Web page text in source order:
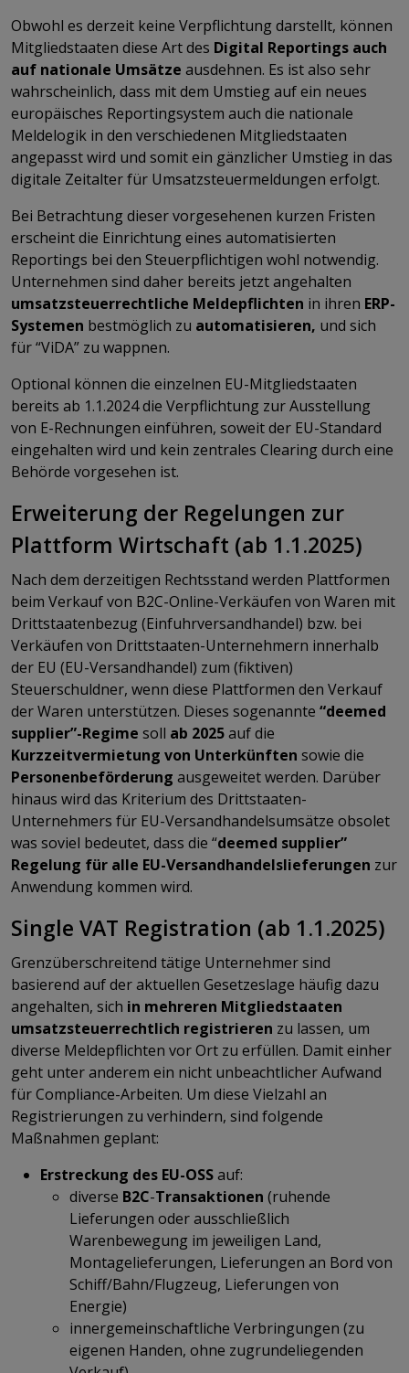
Obwohl es derzeit keine Verpflichtung darstellt, können
Mitgliedstaaten diese Art des Digital Reportings auch
auf nationale Umsätze ausdehnen. Es ist also sehr
wahrscheinlich, dass mit dem Umstieg auf ein neues
europäisches Reportingsystem auch die nationale
Meldelogik in den verschiedenen Mitgliedstaaten
angepasst wird und somit ein gänzlicher Umstieg in das
digitale Zeitalter für Umsatzsteuermeldungen erfolgt.
Bei Betrachtung dieser vorgesehenen kurzen Fristen
erscheint die Einrichtung eines automatisierten
Reportings bei den Steuerpflichtigen wohl notwendig.
Unternehmen sind daher bereits jetzt angehalten
umsatzsteuerrechtliche Meldepflichten in ihren ERP-
Systemen bestmöglich zu automatisieren, und sich
für “ViDA” zu wappnen.
Optional können die einzelnen EU-Mitgliedstaaten
bereits ab 1.1.2024 die Verpflichtung zur Ausstellung
von E-Rechnungen einführen, soweit der EU-Standard
eingehalten wird und kein zentrales Clearing durch eine
Behörde vorgesehen ist.
Erweiterung der Regelungen zur
Plattform Wirtschaft (ab 1.1.2025)
Nach dem derzeitigen Rechtsstand werden Plattformen
beim Verkauf von B2C-Online-Verkäufen von Waren mit
Drittstaatenbezug (Einfuhrversandhandel) bzw. bei
Verkäufen von Drittstaaten-Unternehmern innerhalb
der EU (EU-Versandhandel) zum (fiktiven)
Steuerschuldner, wenn diese Plattformen den Verkauf
der Waren unterstützen. Dieses sogenannte “deemed
supplier”-Regime soll ab 2025auf die
Kurzzeitvermietung von Unterkünften sowie die
Personenbeförderung ausgeweitet werden. Darüber
hinaus wird das Kriterium des Drittstaaten-
Unternehmers für EU-Versandhandelsumsätze obsolet
was soviel bedeutet, dass die “deemed supplier”
Regelung für alle EU-Versandhandelslieferungen zur
Anwendung kommen wird.
Single VAT Registration (ab 1.1.2025)
Grenzüberschreitend tätige Unternehmer sind
basierend auf der aktuellen Gesetzeslage häufig dazu
angehalten, sich in mehreren Mitgliedstaaten
umsatzsteuerrechtlich registrieren zu lassen, um
diverse Meldepflichten vor Ort zu erfüllen. Damit einher
geht unter anderem ein nicht unbeachtlicher Aufwand
für Compliance-Arbeiten. Um diese Vielzahl an
Registrierungen zu verhindern, sind folgende
Maßnahmen geplant:
Erstreckung des EU-OSSauf:
diverse B2C-Transaktionen (ruhende
Lieferungen oder ausschließlich
Warenbewegung im jeweiligen Land,
Montagelieferungen, Lieferungen an Bord von
Schiff/Bahn/Flugzeug, Lieferungen von
Energie)
innergemeinschaftliche Verbringungen (zu
eigenen Handen, ohne zugrundeliegenden